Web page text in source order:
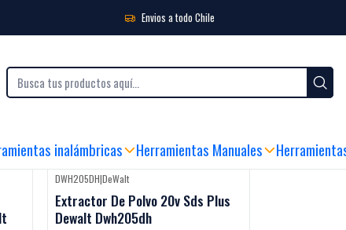
Envios a todo Chile
inalámbricas Herramientas Manuales
-23%OFF
DWH205DH|DeWalt
Extractor De Polvo 20v Sds Plus
Dewalt Dwh205dh